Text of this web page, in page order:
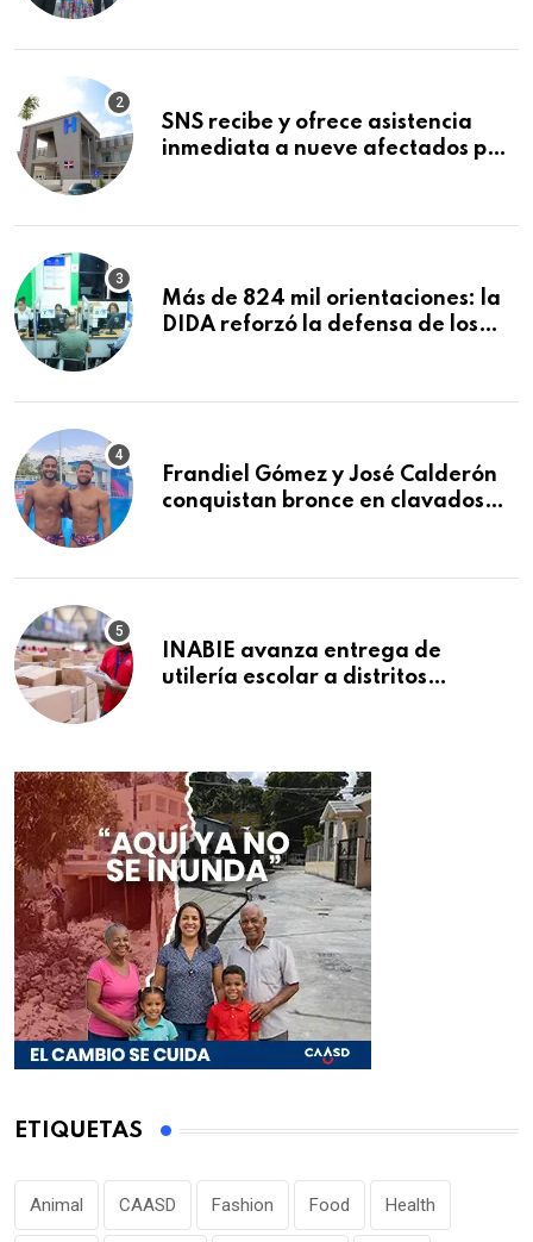
SNS recibe y ofrece asistencia
inmediata a nueve afectados por
Macorís
Más de 824 mil orientaciones: la
DIDA reforzó la defensa de los
Frandiel Gómez y José Calderón
conquistan bronce en clavados
INABIE avanza entrega de
utilería escolar a distritos
ETIQUETAS
Animal CAASD Fashion Food Health